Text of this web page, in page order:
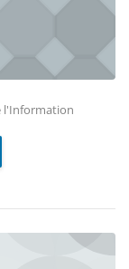
l'Information